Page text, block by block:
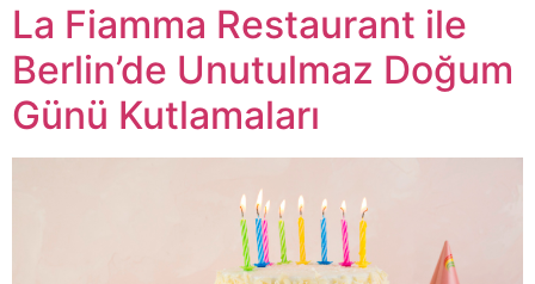
La Fiamma Restaurant ile
Berlin’de Unutulmaz Doğum
Günü Kutlamaları